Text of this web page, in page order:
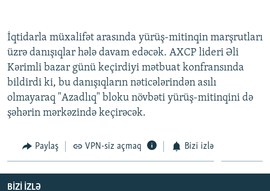
İqtidarla müxalifət arasında yürüş-mitinqin marşrutları
üzrə danışıqlar hələ davam edəcək. AXCP lideri Əli
Kərimli bazar günü keçirdiyi mətbuat konfransında
bildirdi ki, bu danışıqların nəticələrindən asılı
olmayaraq "Azadlıq" bloku növbəti yürüş-mitinqini də
şəhərin mərkəzində keçirəcək.
Paylaş VPN-siz açmaq Bizi izlə
BIZI IZLƏ